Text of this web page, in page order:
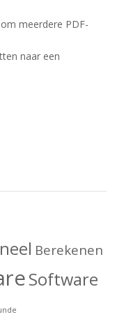
meerdere PDF-
naar een
Berekenen
Software